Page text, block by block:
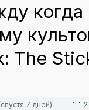
когда
The
7 дней) [-] 2